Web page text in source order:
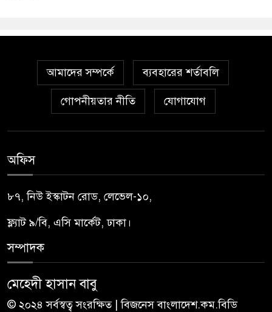
আমাদের সম্পর্কে ব্যবহারের শর্তাবলি
গোপনীয়তার নীতি যোগাযোগ
অফিস
৮৭, নিউ ইস্কাটন রোড, লেভেল-১০,
ফ্ল্যাট ৯/বি, এসি মার্কেট, ঢাকা।
সম্পাদক
মেহেদী হাসান বাবু
© ২০২৪ সর্বস্বত্ব সংরক্ষিত | বিজনেস বাংলাদেশ.কম.বিডি